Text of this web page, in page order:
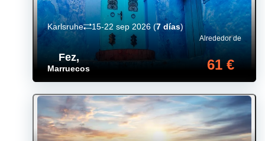
Fez,
Marruecos
Alrededor de
61 €
Karlsruhe 15-22 sep 2026 (7 días)